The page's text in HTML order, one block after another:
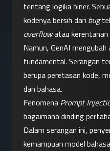
tentang logika biner.
kodenya bersih dari bug
overflow atau kerentanan
Namun, GenAI
fundamental. Serangan
berupa peretasan kode,
dan bahasa.
Fenomena Prompt
bagaimana dinding
Dalam serangan ini,
kemampuan model